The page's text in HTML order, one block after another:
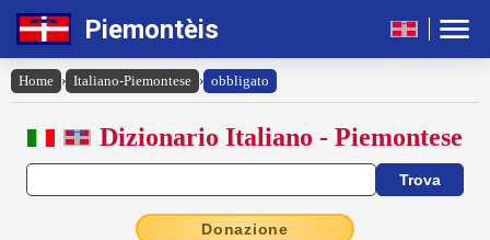
Piemontèis
Home › Italiano-Piemontese › obbligato
Dizionario Italiano - Piemontese
Donazione